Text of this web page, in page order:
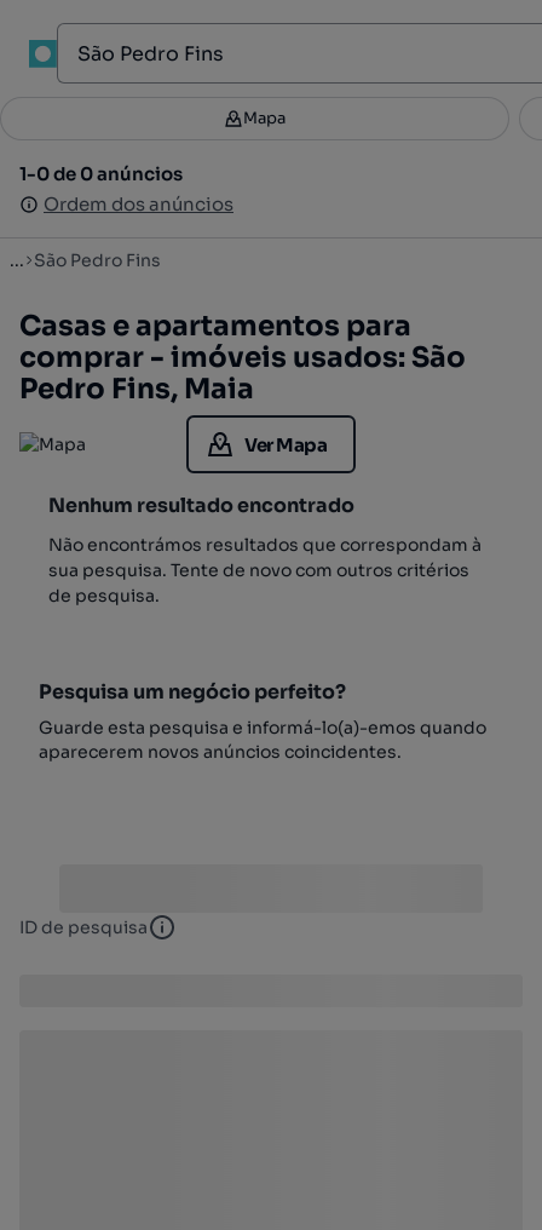
Filtros 3
1-0 de 0 anúncios
Ordem dos anúncios
Mapa
1-0 de 0 anúncios
Ordem dos anúncios
... São Pedro Fins
Casas e apartamentos para
comprar - imóveis usados: São
Pedro Fins, Maia
Ver Mapa
Nenhum resultado encontrado
Não encontrámos resultados que correspondam à
sua pesquisa. Tente de novo com outros critérios
de pesquisa.
Pesquisa um negócio perfeito?
Guarde esta pesquisa e informá-lo(a)-emos quando
aparecerem novos anúncios coincidentes.
ID de pesquisa ID de pesquisa